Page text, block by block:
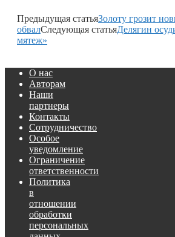
Предыдущая статьяЗолоту грозит
обвалСледующая статьяДелягин
мятеж»
О нас
Авторам
Наши
партнеры
Контакты
Сотрудничество
Особое
уведомление
Ограничение
ответственности
Политика
в
отношении
обработки
персональных